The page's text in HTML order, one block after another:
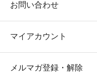
お問い合わせ
マイアカウント
メルマガ登録・解除